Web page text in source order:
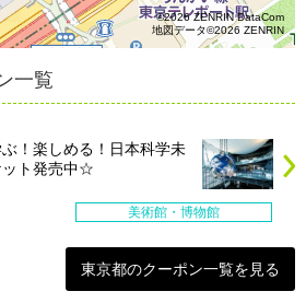
©2026 ZENRIN DataCom
地図データ©2026 ZENRIN
一覧
！楽しめる！日本科学未
ット発売中☆
美術館・博物館
東京都のクーポン一覧を見る